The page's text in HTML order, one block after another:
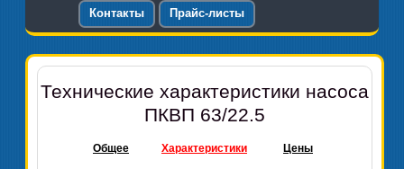
Контакты Прайс-листы
Технические характеристики насоса
ПКВП 63/22.5
Общее Характеристики Цены